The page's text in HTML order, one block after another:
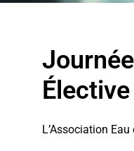
Élective
L’Association